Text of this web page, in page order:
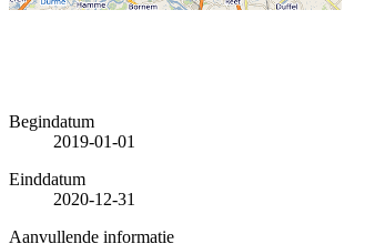
Begindatum
2019-01-01
Einddatum
2020-12-31
Aanvullende informatie